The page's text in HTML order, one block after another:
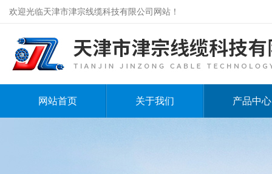
欢迎光临天津市津宗线缆科技有限公司网站！
网站首页 关于我们 产品中心